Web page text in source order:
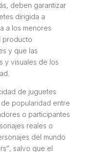
deben garantizar
dirigida a
a los menores
producto
y que las
y visuales de los
de juguetes
popularidad entre
o participantes
reales o
del mundo
, salvo que el